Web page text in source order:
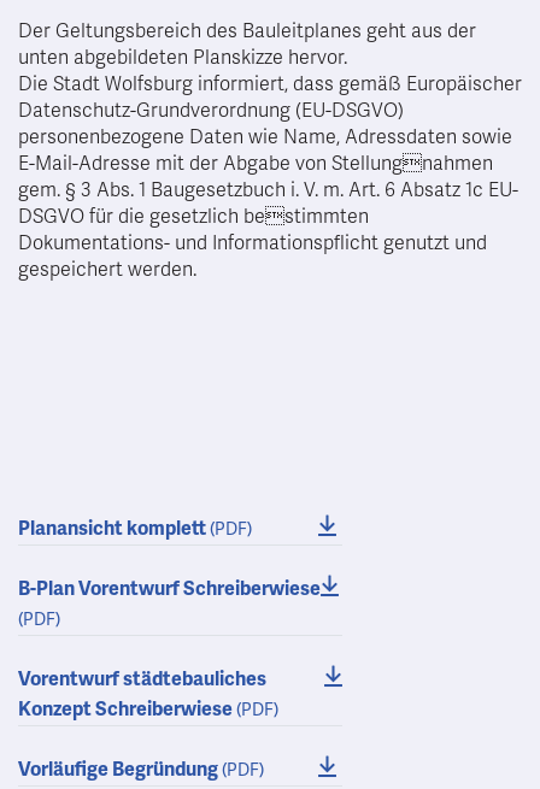
Der Geltungsbereich des Bauleitplanes geht aus der
unten abgebildeten Planskizze hervor.
Die Stadt Wolfsburg informiert, dass gemäß Europäischer
Datenschutz-Grundverordnung (EU-DSGVO)
personenbezogene Daten wie Name, Adressdaten sowie
E-Mail-Adresse mit der Abgabe von Stellungnahmen
gem. § 3 Abs. 1 Baugesetzbuch i. V. m. Art. 6 Absatz 1c EU-
DSGVO für die gesetzlich bestimmten
Dokumentations- und Informationspflicht genutzt und
gespeichert werden.
Planansicht komplett(PDF)
B-Plan Vorentwurf Schreiberwiese
(PDF)
Vorentwurf städtebauliches
Konzept Schreiberwiese(PDF)
Vorläufige Begründung(PDF)